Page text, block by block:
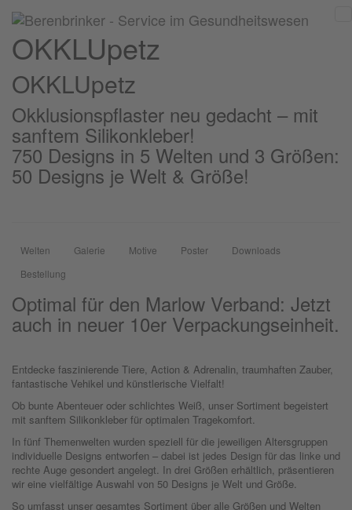
OKKLUpetz
OKKLUpetz
Okklusionspflaster neu gedacht – mit
sanftem Silikonkleber!
750 Designs in 5 Welten und 3 Größen:
50 Designs je Welt & Größe!
Welten Galerie Motive Poster
Downloads
Bestellung
Optimal für den Marlow Verband: Jetzt
auch in neuer 10er Verpackungseinheit.
Entdecke faszinierende Tiere, Action & Adrenalin, traumhaften Zauber,
fantastische Vehikel und künstlerische Vielfalt!
Ob bunte Abenteuer oder schlichtes Weiß, unser Sortiment begeistert
mit sanftem Silikonkleber für optimalen Tragekomfort.
In fünf Themenwelten wurden speziell für die jeweiligen Altersgruppen
individuelle Designs entworfen – dabei ist jedes Design für das linke und
rechte Auge gesondert angelegt. In drei Größen erhältlich, präsentieren
wir eine vielfältige Auswahl von 50 Designs je Welt und Größe.
So umfasst unser gesamtes Sortiment über alle Größen und Welten